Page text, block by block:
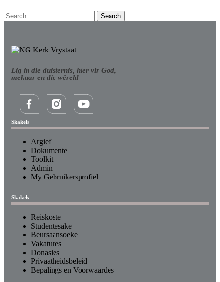
Lig in die duisternis, hier vir God,
mekaar en die wêreld
Skakels
Argief
Dokumente
Toolkit
Admin
My Gebruikersprofiel
Skakels
Reiskoste
Studentesake
Beursaansoeke
Vakatures
Donasies
Privaatheidsbeleid
Bepalings en Voorwaardes